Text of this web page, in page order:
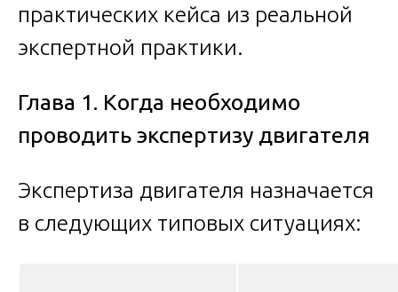
практических кейса из реальной
экспертной практики.
Глава 1. Когда необходимо
проводить экспертизу двигателя
Экспертиза двигателя назначается
в следующих типовых ситуациях: